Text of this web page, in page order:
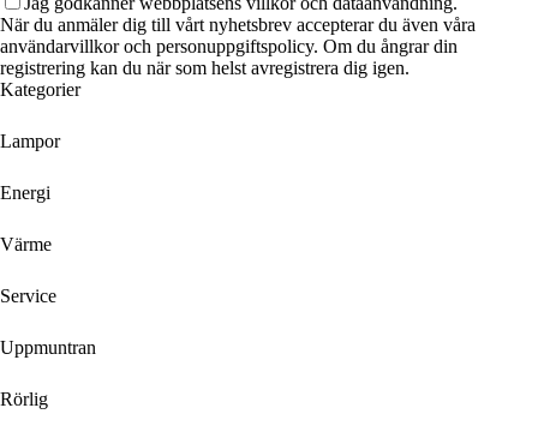
När du anmäler dig till vårt nyhetsbrev accepterar du även våra
användarvillkor och personuppgiftspolicy. Om du ångrar din
registrering kan du när som helst avregistrera dig igen.
Kategorier
Lampor
Energi
Värme
Service
Uppmuntran
Rörlig